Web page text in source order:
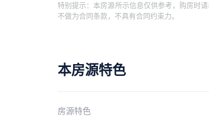
特别提示：本房源所示信息仅供参考，购房时
不做为合同条款，不具有合同约束力。
本房源特色
房源特色